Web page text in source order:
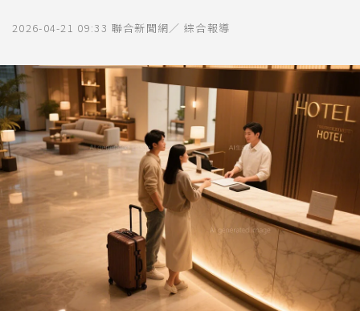
2026-04-21 09:33 聯合新聞網／ 綜合報導